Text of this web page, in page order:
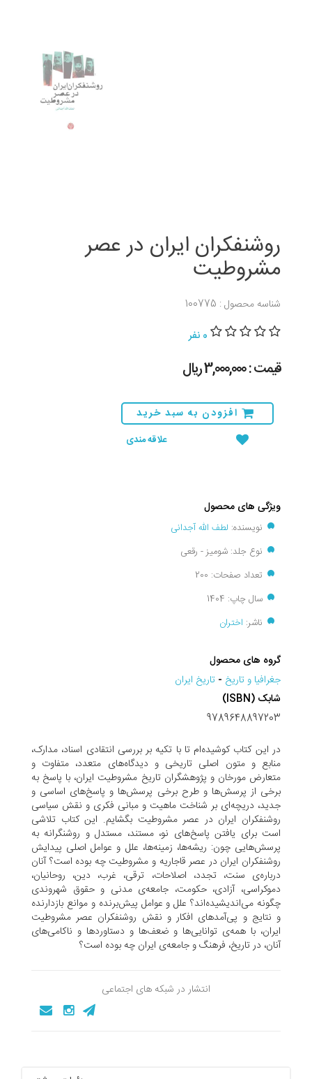
روشنفکران ایران در عصر
مشروطیت
شناسه محصول : 100775
0 نفر
قیمت : 3,000,000 ريال
افزودن به سبد خرید
علاقه مندی
ویژگی های محصول
نویسنده: لطف الله آجدانی
نوع جلد: شومیز - رقعی
تعداد صفحات: 200
سال چاپ: 1404
ناشر: اختران
گروه های محصول
جغرافيا و تاريخ - تاریخ ایران
شابک (ISBN)
9789648897203
در این کتاب کوشیده‌ام تا با تکیه بر بررسى انتقادى اسناد، مدارک،
منابع و متون اصلى تاریخى و دیدگاه‌هاى متعدد، متفاوت و
متعارض مورخان و پژوهشگران تاریخ مشروطیت ایران، با پاسخ به
برخى از پرسش‌ها و طرح برخى پرسش‌ها و پاسخ‌هاى اساسى و
جدید، دریچه‌اى بر شناخت ماهیت و مبانى فکرى و نقش سیاسى
روشنفکران ایران در عصر مشروطیت بگشایم. این کتاب تلاشى
است براى یافتن پاسخ‌هاى نو، مستند، مستدل و روشنگرانه به
پرسش‌هایى چون: ریشه‌ها، زمینه‌ها، علل و عوامل اصلى پیدایش
روشنفکران ایران در عصر قاجاریه و مشروطیت چه بوده است؟ آنان
درباره‌ى سنت، تجدد، اصلاحات، ترقى، غرب، دین، روحانیان،
دموکراسى، آزادى، حکومت، جامعه‌ى مدنى و حقوق شهروندى
چگونه مى‌اندیشیده‌اند؟ علل و عوامل پیش‌برنده و موانع بازدارنده
و نتایج و پى‌آمدهاى افکار و نقش روشنفکران عصر مشروطیت
ایران، با همه‌ى توانایى‌ها و ضعف‌ها و دستاوردها و ناکامى‌هاى
آنان، در تاریخ، فرهنگ و جامعه‌ى ایران چه بوده است؟
انتشار در شبکه های اجتماعی